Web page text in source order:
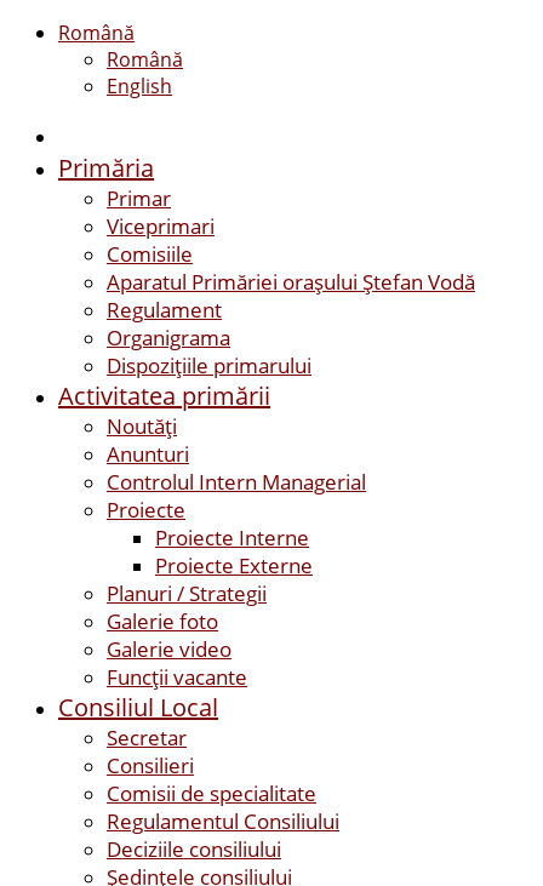
Română
Română
English
Primăria
Primar
Viceprimari
Comisiile
Aparatul Primăriei orașului Ștefan Vodă
Regulament
Organigrama
Dispozițiile primarului
Activitatea primării
Noutăți
Anunturi
Controlul Intern Managerial
Proiecte
Proiecte Interne
Proiecte Externe
Planuri / Strategii
Galerie foto
Galerie video
Funcții vacante
Consiliul Local
Secretar
Consilieri
Comisii de specialitate
Regulamentul Consiliului
Deciziile consiliului
Ședințele consiliului